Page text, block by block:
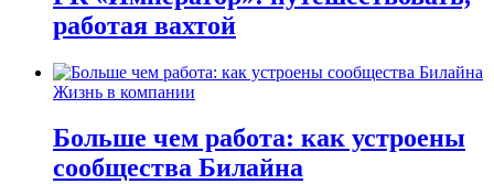
работая вахтой
Жизнь в компании
Больше чем работа: как устроены
сообщества Билайна